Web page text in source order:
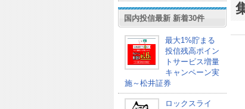
国内投信最新 新着30件
最大1%貯まる
投信残高ポイン
トサービス増量
キャンペーン実
施～松井証券
ロックスライ